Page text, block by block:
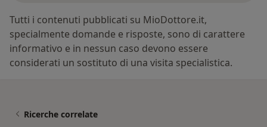
Tutti i contenuti pubblicati su MioDottore.it,
specialmente domande e risposte, sono di carattere
informativo e in nessun caso devono essere
considerati un sostituto di una visita specialistica.
Ricerche correlate